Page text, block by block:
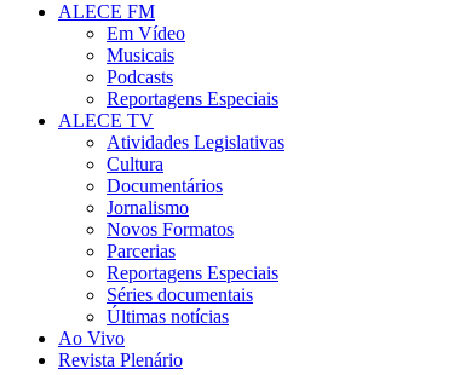
ALECE FM
Em Vídeo
Musicais
Podcasts
Reportagens Especiais
ALECE TV
Atividades Legislativas
Cultura
Documentários
Jornalismo
Novos Formatos
Parcerias
Reportagens Especiais
Séries documentais
Últimas notícias
Ao Vivo
Revista Plenário